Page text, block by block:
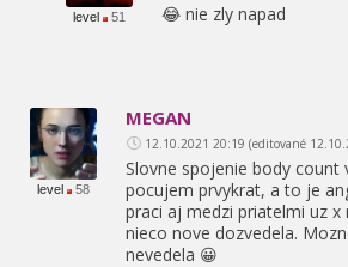
level 51 😂 nie zly napad
level 58
MEGAN
12.10.2021 20:19 (editované
Slovne spojenie body
pocujem prvykrat, a to je
praci aj medzi priatelmi uz x
nieco nove dozvedela.
nevedela 😀